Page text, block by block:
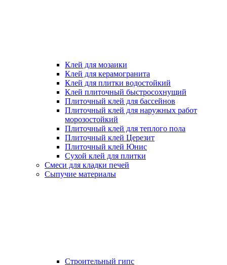
Клей для мозаики
Клей для керамогранита
Клей для плитки водостойкий
Клей плиточный быстросохнущий
Плиточный клей для бассейнов
Плиточный клей для наружных работ
морозостойкий
Плиточный клей для теплого пола
Плиточный клей Церезит
Плиточный клей Юнис
Сухой клей для плитки
Смеси для кладки печей
Сыпучие материалы
Строительный гипс